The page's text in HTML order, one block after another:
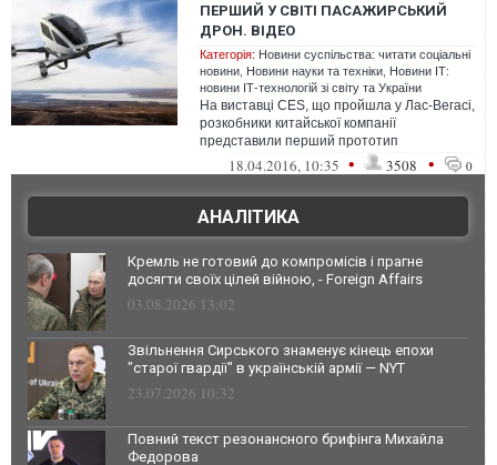
ПЕРШИЙ У СВІТІ ПАСАЖИРСЬКИЙ
ДРОН. ВІДЕО
Категорія: Новини суспільства: читати соціальні
новини Новини науки та техніки Новини ІТ:
новини ІТ-технологій зі світу та України
На виставці CES, що пройшла у Лас-Вегасі,
розкобники китайської компанії
представили перший прототип
безпілотника, який має здатність
переврзити пасаж...
18.04.2016, 10:35 • 3508 • 0
АНАЛІТИКА
Кремль не готовий до компромісів і прагне
досягти своїх цілей війною, - Foreign Affairs
03.08.2026 13:02
Звільнення Сирського знаменує кінець епохи
"старої гвардії" в українській армії — NYT
23.07.2026 10:32
Повний текст резонансного брифінга Михайла
Федорова